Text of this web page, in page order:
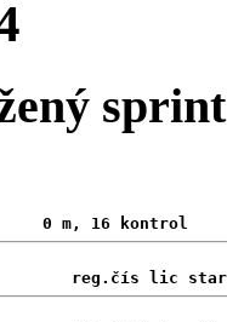
0 m, 16 kontrol
reg.čís lic